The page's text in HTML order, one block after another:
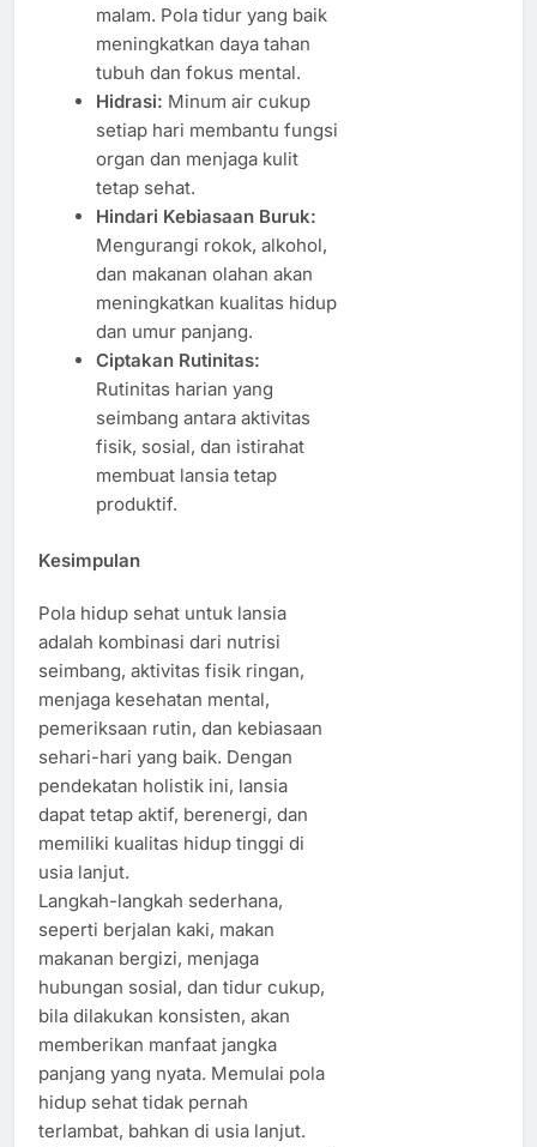
malam. Pola tidur yang baik
meningkatkan daya tahan
tubuh dan fokus mental.
Hidrasi: Minum air cukup
setiap hari membantu fungsi
organ dan menjaga kulit
tetap sehat.
Hindari Kebiasaan Buruk:
Mengurangi rokok, alkohol,
dan makanan olahan akan
meningkatkan kualitas hidup
dan umur panjang.
Ciptakan Rutinitas:
Rutinitas harian yang
seimbang antara aktivitas
fisik, sosial, dan istirahat
membuat lansia tetap
produktif.
Kesimpulan
Pola hidup sehat untuk lansia
adalah kombinasi dari nutrisi
seimbang, aktivitas fisik ringan,
menjaga kesehatan mental,
pemeriksaan rutin, dan kebiasaan
sehari-hari yang baik. Dengan
pendekatan holistik ini, lansia
dapat tetap aktif, berenergi, dan
memiliki kualitas hidup tinggi di
usia lanjut.
Langkah-langkah sederhana,
seperti berjalan kaki, makan
makanan bergizi, menjaga
hubungan sosial, dan tidur cukup,
bila dilakukan konsisten, akan
memberikan manfaat jangka
panjang yang nyata. Memulai pola
hidup sehat tidak pernah
terlambat, bahkan di usia lanjut.